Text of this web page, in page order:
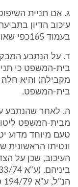
ג. אם תניית
בעמוד 165כפי שאומץ בע"א 9/79 הנ"ל בעמוד 265).
ד. על הנתבע
בית-המשפט כי
מקבילה) והיא
בית-המשפט.
ה. לאחר שהנתבע
מבית-המשפט
טעם מיוחד מדוע
ונטיתו
העיכוב, שכן על